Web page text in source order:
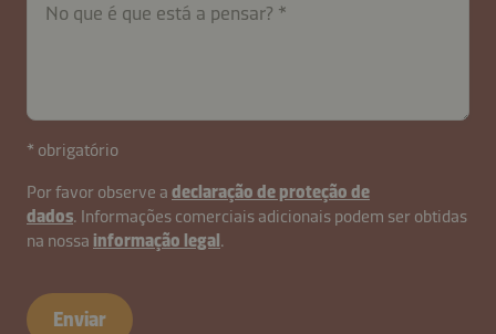
No que é que está a pensar?
contactPT-
26621-
EtuaVDz8sLyk5HTrI
* obrigatório
Por favor observe a declaração de proteção de
dados. Informações comerciais adicionais podem ser obtidas
na nossa informação legal .
Enviar